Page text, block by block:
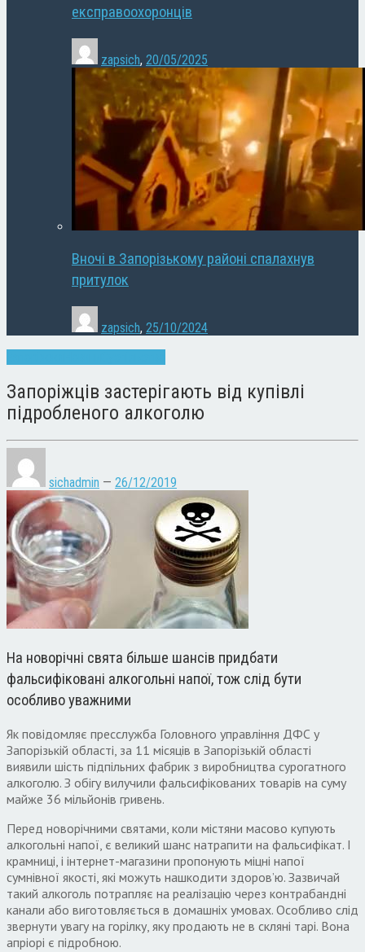
експравоохоронців
zapsich, 20/05/2025
Вночі в Запорізькому районі спалахнув
притулок
zapsich, 25/10/2024
Запоріжців застерігають від купівлі
підробленого алкоголю
sichadmin — 26/12/2019
На новорічні свята більше шансів придбати
фальсифіковані алкогольні напої, тож слід бути
особливо уважними
Як повідомляє пресслужба Головного управління ДФС у
Запорізькій області, за 11 місяців в Запорізькій області
виявили шість підпільних фабрик з виробництва сурогатного
алкоголю. З обігу вилучили фальсифікованих товарів на суму
майже 36 мільйонів гривень.
Перед новорічними святами, коли містяни масово купують
алкогольні напої, є великий шанс натрапити на фальсифікат. І
крамниці, і інтернет-магазини пропонують міцні напої
сумнівної якості, які можуть нашкодити здоров’ю. Зазвичай
такий алкоголь потрапляє на реалізацію через контрабандні
канали або виготовляється в домашніх умовах. Особливо слід
звернути увагу на горілку, яку продають не в скляні тарі. Вона
апріорі є підробною.